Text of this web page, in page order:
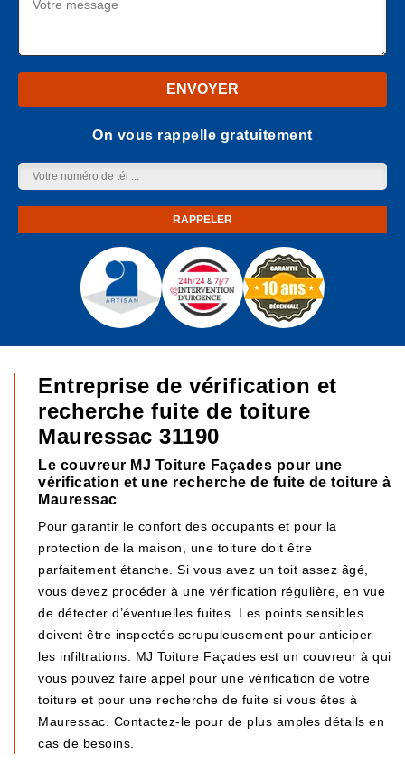
On vous rappelle gratuitement
Entreprise de vérification et
recherche fuite de toiture
Mauressac 31190
Le couvreur MJ Toiture Façades pour une
vérification et une recherche de fuite de toiture à
Mauressac
Pour garantir le confort des occupants et pour la
protection de la maison, une toiture doit être
parfaitement étanche. Si vous avez un toit assez âgé,
vous devez procéder à une vérification régulière, en vue
de détecter d’éventuelles fuites. Les points sensibles
doivent être inspectés scrupuleusement pour anticiper
les infiltrations. MJ Toiture Façades est un couvreur à qui
vous pouvez faire appel pour une vérification de votre
toiture et pour une recherche de fuite si vous êtes à
Mauressac. Contactez-le pour de plus amples détails en
cas de besoins.